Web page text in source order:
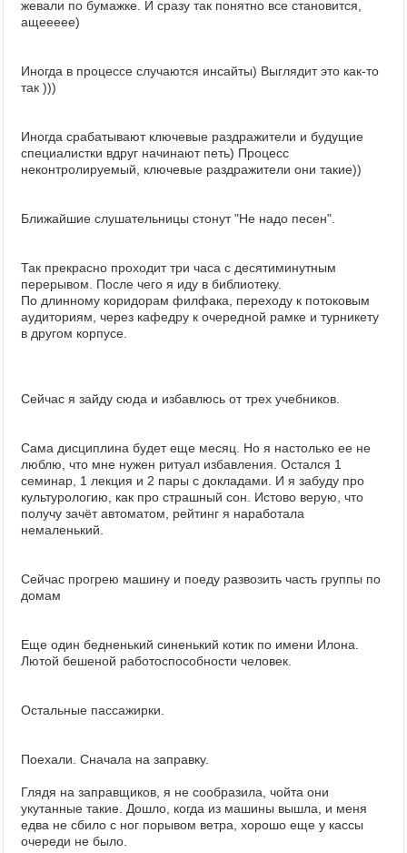
жевали по бумажке. И сразу так понятно все становится,
ащеееее)
Иногда в процессе случаются инсайты) Выглядит это как-то
так )))
Иногда срабатывают ключевые раздражители и будущие
специалистки вдруг начинают петь) Процесс
неконтролируемый, ключевые раздражители они такие))
Ближайшие слушательницы стонут "Не надо песен".
Так прекрасно проходит три часа с десятиминутным
перерывом. После чего я иду в библиотеку.
По длинному коридорам филфака, переходу к потоковым
аудиториям, через кафедру к очередной рамке и турникету
в другом корпусе.
Сейчас я зайду сюда и избавлюсь от трех учебников.
Сама дисциплина будет еще месяц. Но я настолько ее не
люблю, что мне нужен ритуал избавления. Остался 1
семинар, 1 лекция и 2 пары с докладами. И я забуду про
культурологию, как про страшный сон. Истово верую, что
получу зачёт автоматом, рейтинг я наработала
немаленький.
Сейчас прогрею машину и поеду развозить часть группы по
домам
Еще один бедненький синенький котик по имени Илона.
Лютой бешеной работоспособности человек.
Остальные пассажирки.
Поехали. Сначала на заправку.
Глядя на заправщиков, я не сообразила, чойта они
укутанные такие. Дошло, когда из машины вышла, и меня
едва не сбило с ног порывом ветра, хорошо еще у кассы
очереди не было.